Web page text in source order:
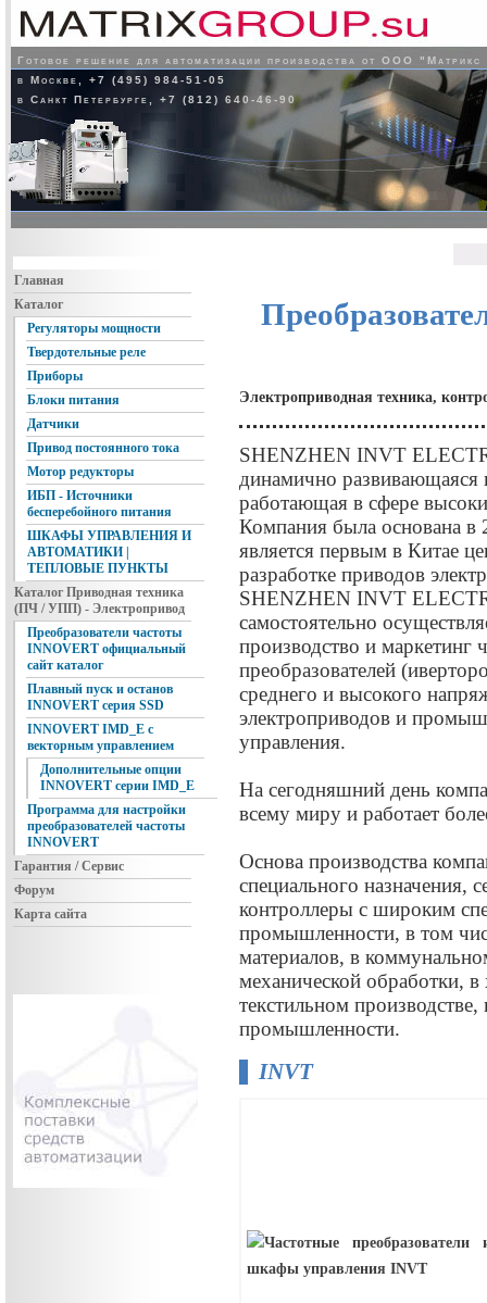
Готовое решение для автоматизации производства от ООО "Матрикс
в Москве, +7 (495) 984-51-05
в Санкт Петербурге, +7 (812) 640-46-90
Главная
Каталог
Регуляторы мощности
Твердотельные реле
Приборы
Блоки питания
Датчики
Привод постоянного тока
Мотор редукторы
ИБП - Источники
бесперебойного питания
ШКАФЫ УПРАВЛЕНИЯ И
АВТОМАТИКИ |
ТЕПЛОВЫЕ ПУНКТЫ
Каталог Приводная техника
(ПЧ / УПП) - Электропривод
Преобразователи частоты
INNOVERT официальный
сайт каталог
Плавный пуск и останов
INNOVERT серия SSD
INNOVERT IMD_E с
векторным управлением
Дополнительные опции
INNOVERT серии IMD_E
Программа для настройки
преобразователей частоты
INNOVERT
Гарантия / Сервис
Форум
Карта сайта
Электроприводная техника,
SHENZHEN INVT
динамично развивающаяся
работающая в сфере
Компания была основана в
является первым в Китае
разработке приводов
SHENZHEN INVT
самостоятельно
производство и маркетинг
преобразователей
среднего и высокого
электроприводов и
управления.
На сегодняшний день
всему миру и работает
Основа производства
специального назначения,
контроллеры с широким
промышленности, в том
материалов, в
механической обработки,
текстильном
промышленности.
INVT